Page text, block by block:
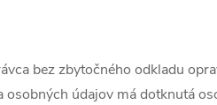
bez zbytočného odkladu
údajov má dotknutá